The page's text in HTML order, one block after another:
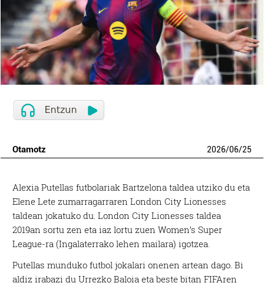
Otamotz 2026/06/25
Alexia Putellas futbolariak Bartzelona taldea utziko du eta
Elene Lete zumarragarraren London City Lionesses
taldean jokatuko du. London City Lionesses taldea
2019an sortu zen eta iaz lortu zuen Women’s Super
League-ra (Ingalaterrako lehen mailara) igotzea.
Putellas munduko futbol jokalari onenen artean dago. Bi
aldiz irabazi du Urrezko Baloia eta beste bitan FIFAren